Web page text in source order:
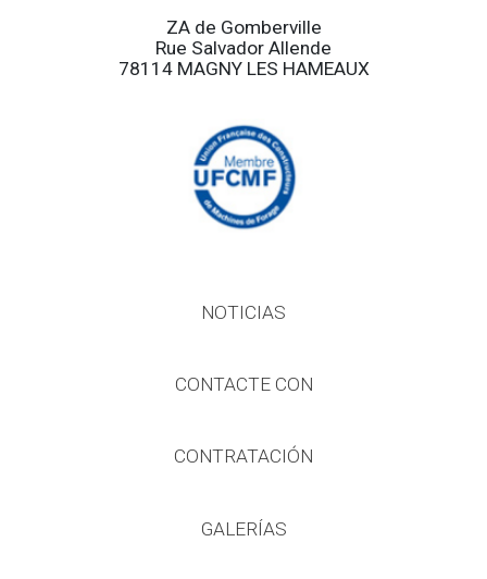
ZA de Gomberville
Rue Salvador Allende
78114 MAGNY LES HAMEAUX
NOTICIAS
CONTACTE CON
CONTRATACIÓN
GALERÍAS